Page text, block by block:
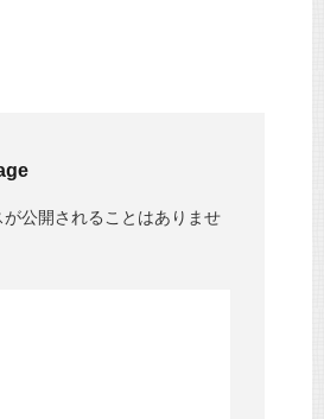
が公開されることはありませ